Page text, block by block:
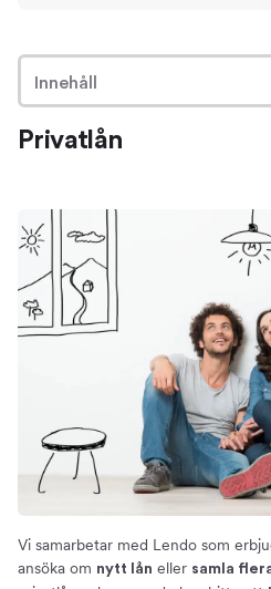
Innehåll
Privatlån
Hur funkar privatlån?
Om privatlån
Ränta
Effektiv ränta
Ränteexempel
Ränteavdrag
Återbetalningstid och
Förtidslösen
Krav för att få låna
För lån upp till 800 000
Bra att tänka på
Privatlån
Vi samarbetar med Lendo som
ansöka om nytt lån eller samla